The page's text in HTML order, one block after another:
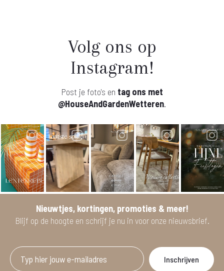
Volg ons op
Instagram!
Post je foto's en tag ons met
@HouseAndGardenWetteren.
Nieuwtjes, kortingen, promoties & meer!
Blijf op de hoogte en schrijf je nu in voor onze nieuwsbrief.